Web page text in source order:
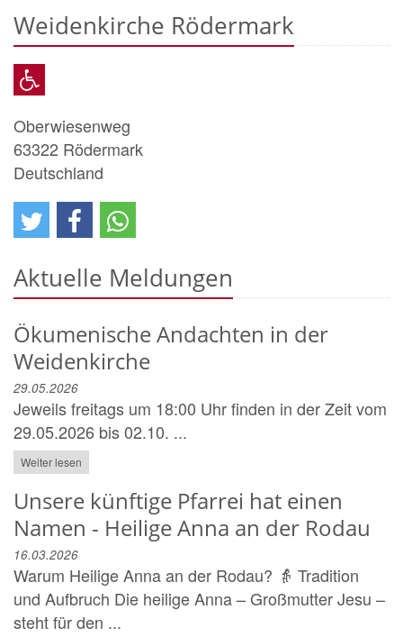
Weidenkirche Rödermark
Oberwiesenweg
63322 Rödermark
Deutschland
Aktuelle Meldungen
Ökumenische Andachten in der
Weidenkirche
29.05.2026
Jeweils freitags um 18:00 Uhr finden in der Zeit vom
29.05.2026 bis 02.10. ...
Weiter lesen
Unsere künftige Pfarrei hat einen
Namen - Heilige Anna an der Rodau
16.03.2026
Warum Heilige Anna an der Rodau? 👵 Tradition
und Aufbruch Die heilige Anna – Großmutter Jesu –
steht für den ...